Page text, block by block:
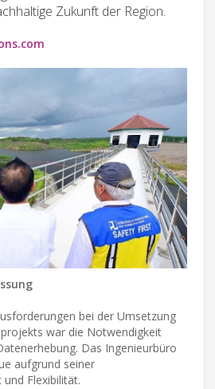
Zukunft der Region.
bei der Umsetzung
war die Notwendigkeit
Das Ingenieurbüro
aufgrund seiner
Flexibilität.